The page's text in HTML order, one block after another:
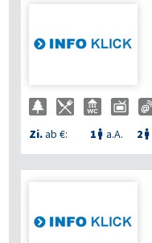
Zi.ab €: 1  a.A. 2 